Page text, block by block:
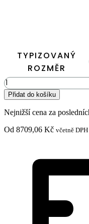
TYPIZOVANÝ
ROZMĚR
Kruhové
zrcadlo
FLATMOSS
Natural
množství
Přidat do košíku
Nejnižší cena za
Od 8709,06 Kč včetně DPH